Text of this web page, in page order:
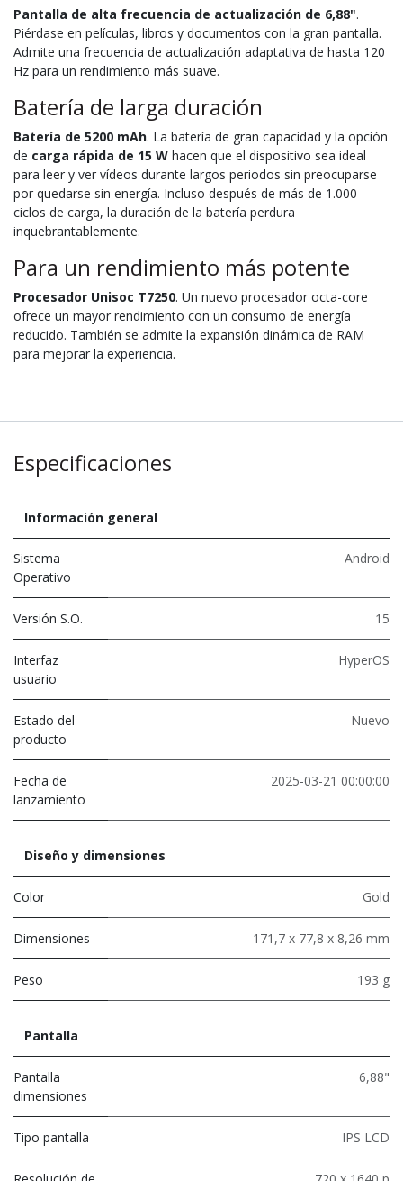
Pantalla de alta frecuencia de actualización de 6,88".
Piérdase en películas, libros y documentos con la gran pantalla.
Admite una frecuencia de actualización adaptativa de hasta 120
Hz para un rendimiento más suave.
Batería de larga duración
Batería de 5200 mAh. La batería de gran capacidad y la opción
de carga rápida de 15 W hacen que el dispositivo sea ideal
para leer y ver vídeos durante largos periodos sin preocuparse
por quedarse sin energía. Incluso después de más de 1.000
ciclos de carga, la duración de la batería perdura
inquebrantablemente.
Para un rendimiento más potente
Procesador Unisoc T7250. Un nuevo procesador octa-core
ofrece un mayor rendimiento con un consumo de energía
reducido. También se admite la expansión dinámica de RAM
para mejorar la experiencia.
Especificaciones
Información general
Sistema
Operativo
Android
Versión S.O. 15
Interfaz
usuario
HyperOS
Estado del
producto
Nuevo
Fecha de
lanzamiento
2025-03-21 00:00:00
Diseño y dimensiones
Color Gold
Dimensiones 171,7 x 77,8 x 8,26 mm
Peso 193 g
Pantalla
Pantalla
dimensiones
6,88"
Tipo pantalla IPS LCD